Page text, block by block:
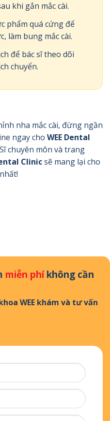
khi gắn mắc cài.
phẩm quá cứng để
làm bung mắc cài.
để bác sĩ theo dõi
chuyển.
nha mắc cài, đừng ngần
ngay cho WEE Dental
chuyên môn và trang
Clinicsẽ mang lại cho
miễn phíkhông cần
WEE khám và tư vấn